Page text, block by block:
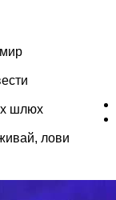
шлюх
лови